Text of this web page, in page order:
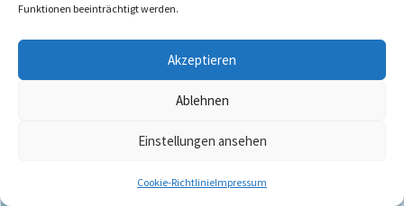
Funktionen beeinträchtigt werden.
Akzeptieren
Ablehnen
Einstellungen ansehen
Cookie-RichtlinieImpressum